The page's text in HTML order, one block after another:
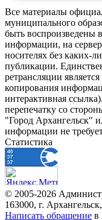
Все материалы
муниципального
быть воспроизведены
информации, на
носителях без каких-
публикации.
ретрансляции
копирования
интерактивная
перепечатку со
"Город Архангельск"
информации не
Статистика
© 2005-2026
163000, г.
Написать обращение в